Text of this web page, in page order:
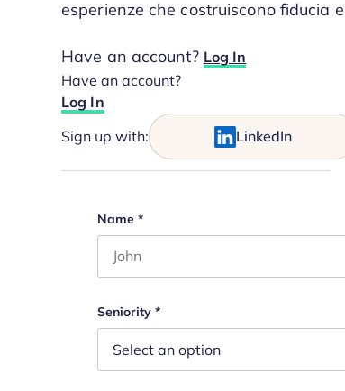
esperienze che costruiscono fiducia
Have an account? Log In
Have an account?
Log In
Sign up with: LinkedIn
Email
Name *
Seniority *